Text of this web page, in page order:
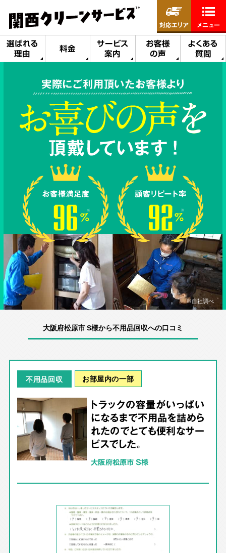
選ばれる
理由
料金
サービス
案内
お客様
の声
よくある
質問
対応エリア メニュー
実際にご利用頂いたお客様より
※自社調べ
大阪府松原市 S様から不用品回収への口コミ
不用品回収 お部屋内の一部
トラックの容量がいっぱい
になるまで不用品を詰めら
れたのでとても便利なサー
ビスでした。
大阪府松原市 S様